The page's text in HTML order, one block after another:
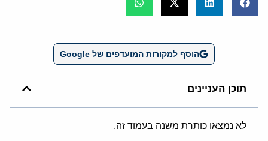
הוסף למקורות המועדפים של Google
תוכן העניינים
לא נמצאו כותרת משנה בעמוד זה.